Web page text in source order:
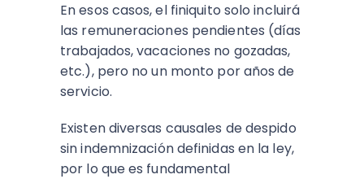
En esos casos, el finiquito solo incluirá
las remuneraciones pendientes (días
trabajados, vacaciones no gozadas,
etc.), pero no un monto por años de
servicio.
Existen diversas causales de despido
sin indemnización definidas en la ley,
por lo que es fundamental